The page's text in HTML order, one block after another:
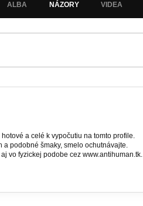
ALBA NÁZORY VIDEA
a celé k vypočutiu na tomto profile.
a podobné šmaky, smelo ochutnávajte.
vo fyzickej podobe cez www.antihuman.tk.